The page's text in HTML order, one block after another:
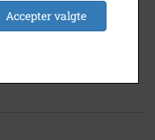
Accepter valgte